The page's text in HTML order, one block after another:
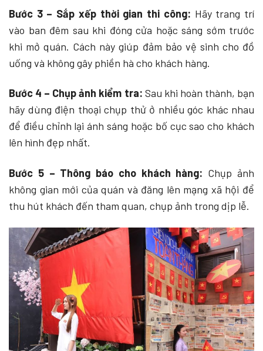
Bước 3 – Sắp xếp thời gian thi công: Hãy trang trí
vào ban đêm sau khi đóng cửa hoặc sáng sớm trước
khi mở quán. Cách này giúp đảm bảo vệ sinh cho đồ
uống và không gây phiền hà cho khách hàng.
Bước 4 – Chụp ảnh kiểm tra: Sau khi hoàn thành, bạn
hãy dùng điện thoại chụp thử ở nhiều góc khác nhau
để điều chỉnh lại ánh sáng hoặc bố cục sao cho khách
lên hình đẹp nhất.
Bước 5 – Thông báo cho khách hàng: Chụp ảnh
không gian mới của quán và đăng lên mạng xã hội để
thu hút khách đến tham quan, chụp ảnh trong dịp lễ.